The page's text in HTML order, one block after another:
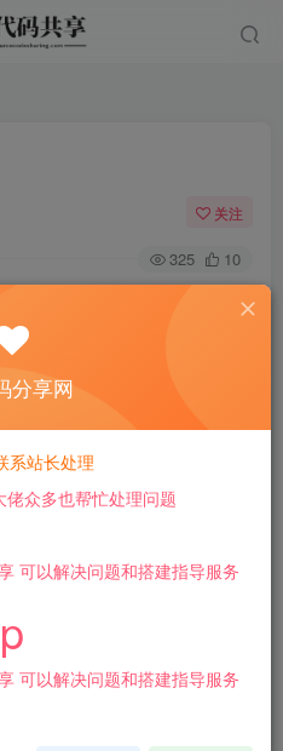
关注
325 10
超级会员
好介绍的，修复采
常，有需要的自己拿
分享网
系站长处理
众多也帮忙处理问题
可以解决问题和搭建指导服务
可以解决问题和搭建指导服务